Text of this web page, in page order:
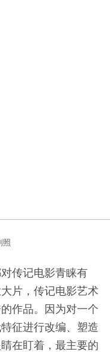
照
传记电影青睐有
片，传记电影艺术
作品。因为对一个
征进行改编、塑造
在盯着，最主要的